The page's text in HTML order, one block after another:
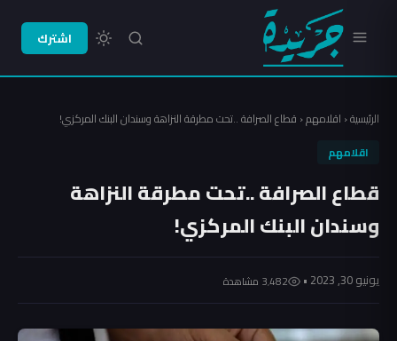
اشترك
الرئيسية‹ اقلامهم‹ قطاع الصرافة ..تحت مطرقة النزاهة وسندان البنك المركزي!
اقلامهم
قطاع الصرافة ..تحت مطرقة النزاهة
وسندان البنك المركزي!
يونيو 30, 2023 • 3٬482 مشاهدة